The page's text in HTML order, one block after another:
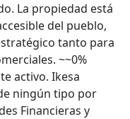
La propiedad está
del pueblo,
tanto para
~~0%
activo. Ikesa
ningún tipo por
Financieras y